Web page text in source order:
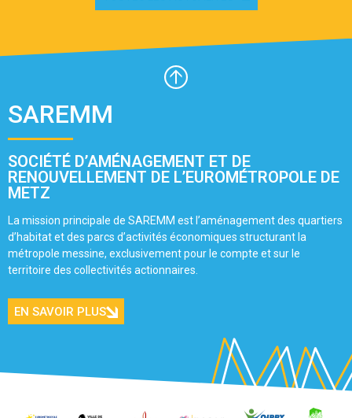
SAREMM
SOCIÉTÉ D’AMÉNAGEMENT ET DE
RENOUVELLEMENT DE L’EUROMÉTROPOLE DE
METZ
La mission principale de SAREMM est l’aménagement des quartiers
d’habitat et des parcs d’activités économiques structurant la
métropole messine, exclusivement pour le compte et sur le
territoire des collectivités actionnaires.
EN SAVOIR PLUS